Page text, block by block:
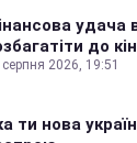
удача
до
серпня 2026, 19:51
ти нова